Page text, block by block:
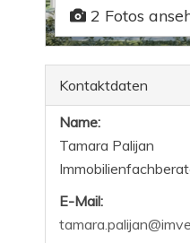
2 Fotos
Kontaktdaten
Name:
Tamara Palijan
E-Mail: